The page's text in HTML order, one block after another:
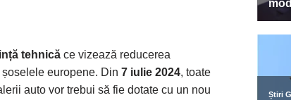
tehnică ce vizează reducerea
șoselele europene. Din 7 iulie 2024, toate
auto vor trebui să fie dotate cu un nou